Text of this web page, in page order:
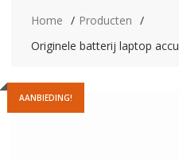
Home
Producten
Originele batterij laptop
AANBIEDING!